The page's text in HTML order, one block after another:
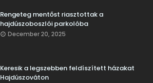
Rengeteg mentőst riasztottak a
hajdúszoboszlói parkolóba
December 20, 2025
Keresik a legszebben feldíszített házakat
Hajdúszováton